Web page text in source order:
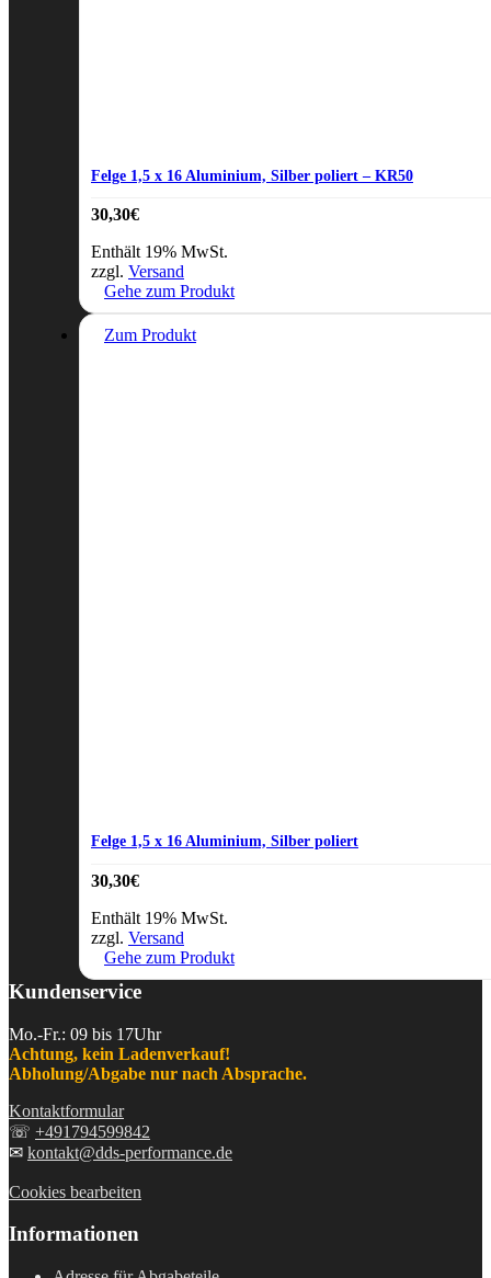
Felge 1,5 x 16 Aluminium, Silber poliert – KR50
30,30€
Enthält 19% MwSt.
zzgl. Versand
Gehe zum Produkt
Zum Produkt
Felge 1,5 x 16 Aluminium, Silber poliert
30,30€
Enthält 19% MwSt.
zzgl. Versand
Gehe zum Produkt
Kundenservice
Mo.-Fr.: 09 bis 17Uhr
Achtung, kein Ladenverkauf!
Abholung/Abgabe nur nach Absprache.
Kontaktformular
☏ +491794599842
✉ kontakt@dds-performance.de
Cookies bearbeiten
Informationen